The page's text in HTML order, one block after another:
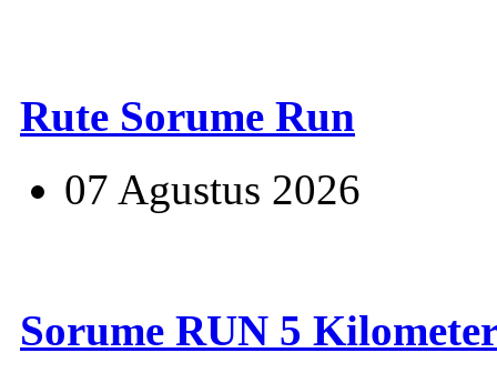
Rute Sorume Run
07 Agustus 2026
Sorume RUN 5